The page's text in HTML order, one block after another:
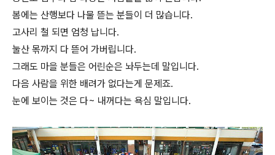
봄에는 산행보다 나물 뜯는 분들이 더 많습니다.
고사리 철 되면 엄청 납니다.
눌산 몪까지 다 뜯어 가버립니다.
그래도 마을 분들은 어린순은 놔두는데 말입니다.
다음 사람을 위한 배려가 없다는게 문제죠.
눈에 보이는 것은 다~ 내꺼다는 욕심 말입니다.